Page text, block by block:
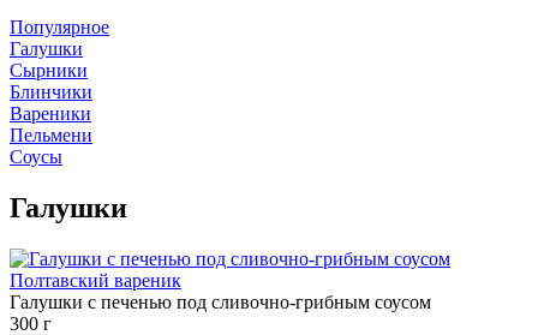
Популярное
Галушки
Сырники
Блинчики
Вареники
Пельмени
Соусы
Галушки
Галушки с печенью под сливочно-грибным соусом
300 г